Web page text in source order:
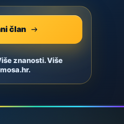
član
znanosti. Više